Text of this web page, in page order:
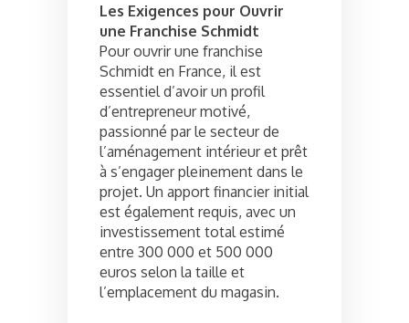
Les Exigences pour Ouvrir
une Franchise Schmidt
Pour ouvrir une franchise
Schmidt en France, il est
essentiel d’avoir un profil
d’entrepreneur motivé,
passionné par le secteur de
l’aménagement intérieur et prêt
à s’engager pleinement dans le
projet. Un apport financier initial
est également requis, avec un
investissement total estimé
entre 300 000 et 500 000
euros selon la taille et
l’emplacement du magasin.